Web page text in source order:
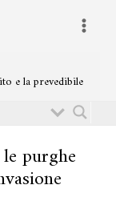
Main
e la prevedibile
purghe